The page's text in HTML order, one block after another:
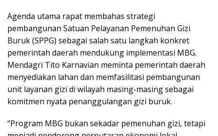
Agenda utama rapat membahas strategi
pembangunan Satuan Pelayanan Pemenuhan Gizi
Buruk (SPPG) sebagai salah satu langkah konkret
pemerintah daerah mendukung implementasi MBG.
Mendagri Tito Karnavian meminta pemerintah daerah
menyediakan lahan dan memfasilitasi pembangunan
unit layanan gizi di wilayah masing-masing sebagai
komitmen nyata penanggulangan gizi buruk.
“Program MBG bukan sekadar pemenuhan gizi, tetapi